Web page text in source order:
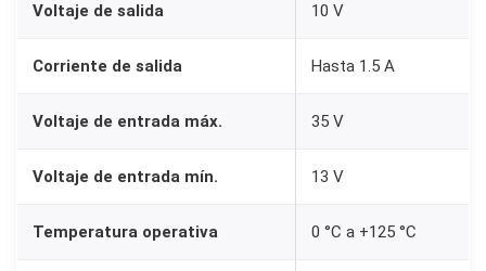
O
-
2
c
n
Voltaje de salida 10 V
Corriente de salida Hasta 1.5 A
Voltaje de entrada máx. 35 V
Voltaje de entrada mín. 13 V
Temperatura operativa 0 °C a +125 °C